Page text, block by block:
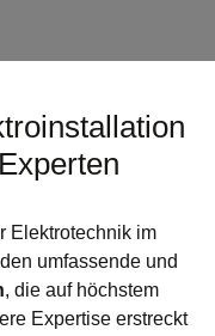
Elektrotechnik im
umfassende und
, die auf höchstem
Expertise erstreckt